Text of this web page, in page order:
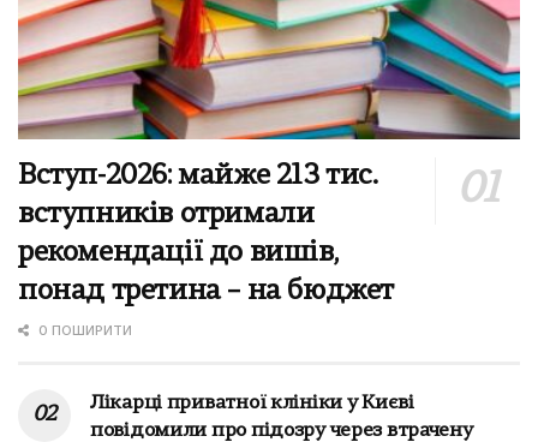
Вступ-2026: майже 213 тис.
вступників отримали
рекомендації до вишів,
понад третина – на бюджет
0 ПОШИРИТИ
Лікарці приватної клініки у Києві
повідомили про підозру через втрачену